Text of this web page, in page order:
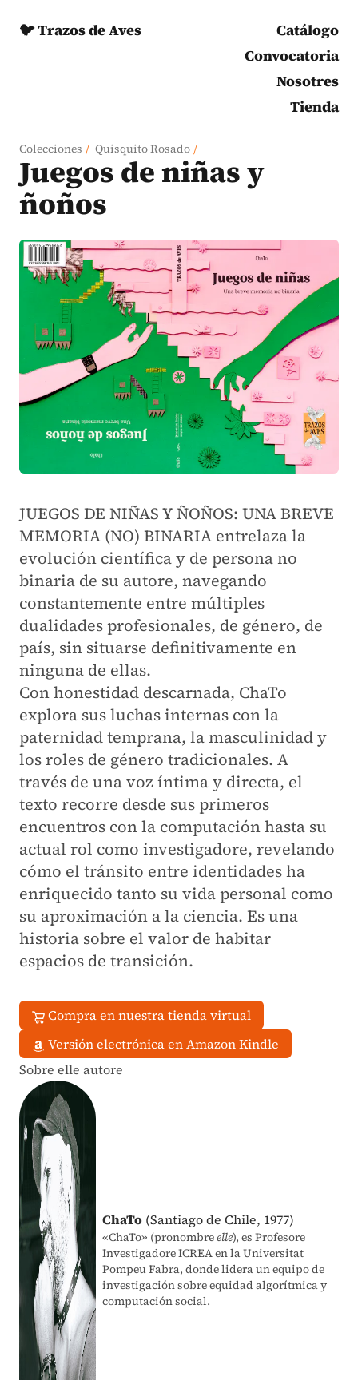
🐦 Trazos de Aves
Catálogo
Convocatoria
Nosotres
Tienda
Colecciones / Quisquito Rosado /
Juegos de niñas y
ñoños
JUEGOS DE NIÑAS Y ÑOÑOS: UNA BREVE
MEMORIA (NO) BINARIA entrelaza la
evolución científica y de persona no
binaria de su autore, navegando
constantemente entre múltiples
dualidades profesionales, de género, de
país, sin situarse definitivamente en
ninguna de ellas.
Con honestidad descarnada, ChaTo
explora sus luchas internas con la
paternidad temprana, la masculinidad y
los roles de género tradicionales. A
través de una voz íntima y directa, el
texto recorre desde sus primeros
encuentros con la computación hasta su
actual rol como investigadore, revelando
cómo el tránsito entre identidades ha
enriquecido tanto su vida personal como
su aproximación a la ciencia. Es una
historia sobre el valor de habitar
espacios de transición.
Compra en nuestra tienda virtual
Versión electrónica en Amazon Kindle
Sobre elle autore
ChaTo (Santiago de Chile, 1977)
«ChaTo» (pronombreelle), es Profesore
Investigadore ICREA en la Universitat
Pompeu Fabra, donde lidera un equipo de
investigación sobre equidad algorítmica y
computación social.